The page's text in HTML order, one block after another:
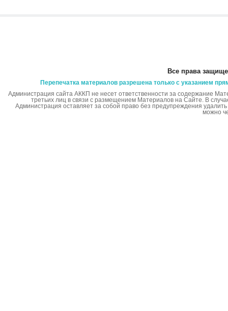
Все права
Перепечатка материалов разрешена только с указанием
Администрация сайта АККП не несет ответственности за содержание
третьих лиц в связи с размещением Материалов на Сайте. В
Администрация оставляет за собой право без предупреждения
можно